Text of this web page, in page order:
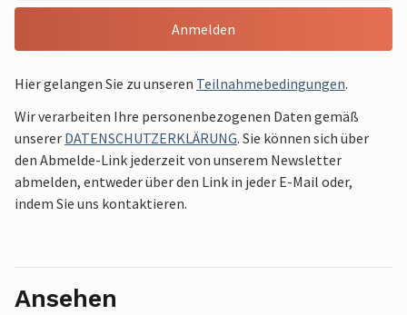
Anmelden
Hier gelangen Sie zu unseren Teilnahmebedingungen.
Wir verarbeiten Ihre personenbezogenen Daten gemäß
unserer DATENSCHUTZERKLÄRUNG. Sie können sich über
den Abmelde-Link jederzeit von unserem Newsletter
abmelden, entweder über den Link in jeder E-Mail oder,
indem Sie uns kontaktieren.
Ansehen